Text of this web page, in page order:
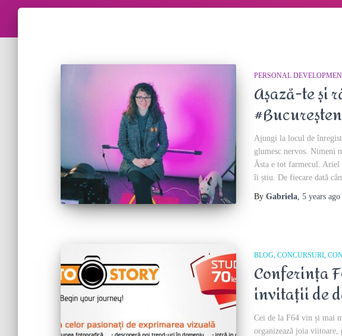
PERSONAL
Așază-te și
Ajungi la locul de
glumesc nervos. Nimeni
Ăsta e tot farmecul. Ariel
îi știu. De fiecare dată
By Gabriela, 5 years ago
BLOG CONCURSURI
Conferința
invitații de
Cei de la F64 vin și mai
organizează joia